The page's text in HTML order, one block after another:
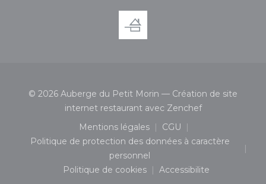
© 2026 Auberge du Petit Morin — Création de site
internet restaurant avec Zenchef((ouvre une
Mentions légales
((ouvre une nouvelle fenêtre))
CGU
((ouvre une nouvelle
Politique de protection des données à caractère
personnel((ouvre une nouvelle fenêtre))
Politique de cookies
((ouvre une nouvelle fenêtre))
Accessibilite
((ouvre une